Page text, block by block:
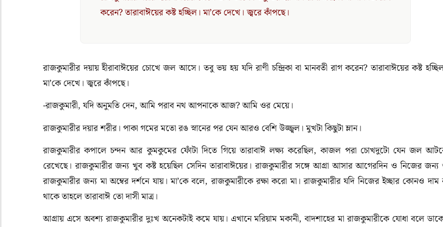
করেন? তারাবাঈয়ের কষ্ট হচ্ছিল। মা’কে দেখে। জ্বরে কাঁপছে।
রাজকুমারীর দয়ায় হীরাবাঈয়ের চোখে জল আসে। তবু ভয় হয় যদি রাণী চন্দ্রিকা বা মানবতী রাগ করেন? তারাবাঈয়ের কষ্ট
মা’কে দেখে। জ্বরে কাঁপছে।
-রাজকুমারী, যদি অনুমতি দেন, আমি পরাব নথ আপনাকে আজ? আমি ওর মেয়ে।
রাজকুমারীর দয়ার শরীর। পাকা গমের মতো রঙ স্নানের পর যেন আরও বেশি উজ্জ্বল। মুখটা কিছুটা ম্লান।
রাজকুমারীর কপালে চন্দন আর কুমকুমের ফোঁটা দিতে গিয়ে তারাবাঈ লক্ষ্য করেছিল, কাজল পরা চোখদুটো যেন জল
রেখেছে। রাজকুমারীর জন্য খুব কষ্ট হয়েছিল সেদিন তারাবাঈয়ের। রাজকুমারীর সঙ্গে আগ্রা আসার আগেরদিন ও নিজের
রাজকুমারীর জন্য মা অম্বের দর্শনে যায়। মা’কে বলে, রাজকুমারীকে রক্ষা করো মা। রাজকুমারীর যদি নিজের ইচ্ছার কোনও দাম
থাকে তাহলে তারাবাঈ তো দাসী মাত্র।
আগ্রায় এসে অবশ্য রাজকুমারীর দুঃখ অনেকটাই কমে যায়। এখানে মরিয়াম মকানী, বাদশাহের মা রাজকুমারীকে যোধা বলে